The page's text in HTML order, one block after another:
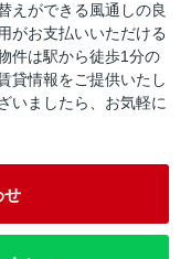
えができる風通しの良
がお支払いいただける
件は駅から徒歩1分の
貸情報をご提供いたし
いましたら、お気軽に
せ